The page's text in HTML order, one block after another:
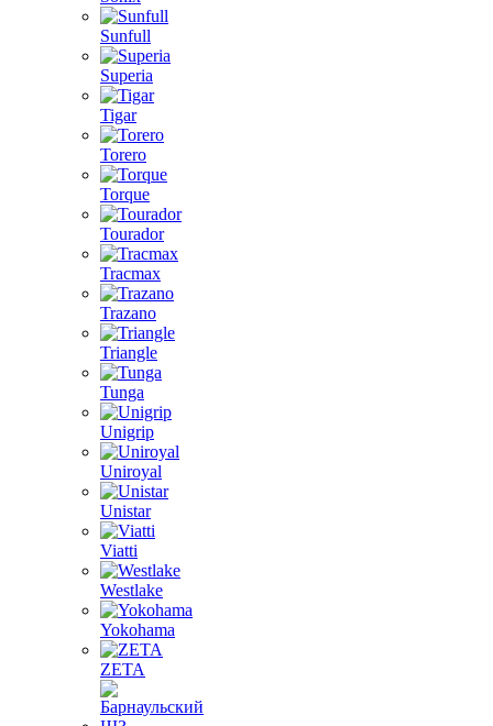
Sunfull
Superia
Tigar
Torero
Torque
Tourador
Tracmax
Trazano
Triangle
Tunga
Unigrip
Uniroyal
Unistar
Viatti
Westlake
Yokohama
ZETA